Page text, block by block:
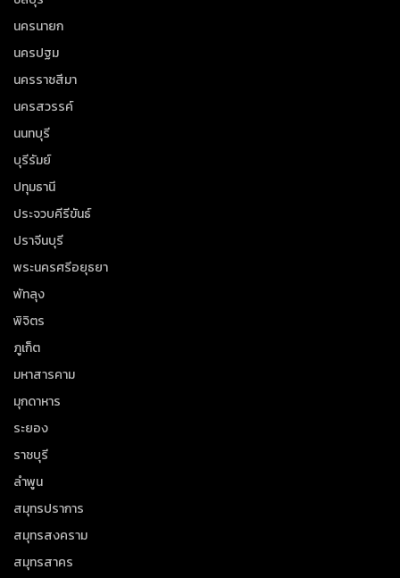
นครนายก
นครปฐม
นครราชสีมา
นครสวรรค์
นนทบุรี
บุรีรัมย์
ปทุมธานี
ประจวบคีรีขันธ์
ปราจีนบุรี
พระนครศรีอยุธยา
พัทลุง
พิจิตร
ภูเก็ต
มหาสารคาม
มุกดาหาร
ระยอง
ราชบุรี
ลำพูน
สมุทรปราการ
สมุทรสงคราม
สมุทรสาคร